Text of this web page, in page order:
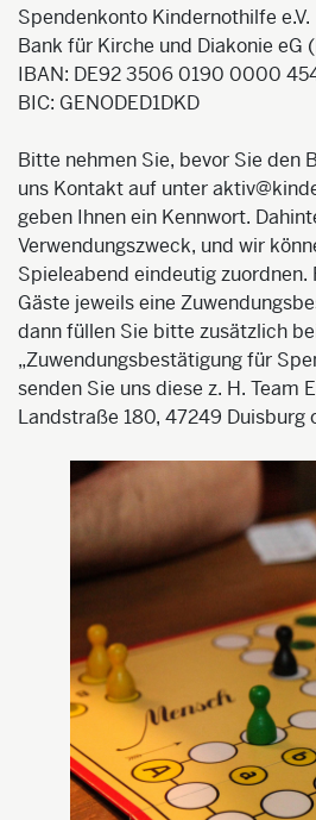
Spendenkonto Kindernothilfe e.V.
Bank für Kirche und Diakonie eG
IBAN: DE92 3506 0190 0000
BIC: GENODED1DKD
Bitte nehmen Sie, bevor Sie den
uns Kontakt auf unter
geben Ihnen ein Kennwort.
Verwendungszweck, und wir
Spieleabend eindeutig zuordnen.
Gäste jeweils eine
dann füllen Sie bitte zusätzlich
„Zuwendungsbestätigung für
senden Sie uns diese z. H. Team
Landstraße 180, 47249 Duisburg